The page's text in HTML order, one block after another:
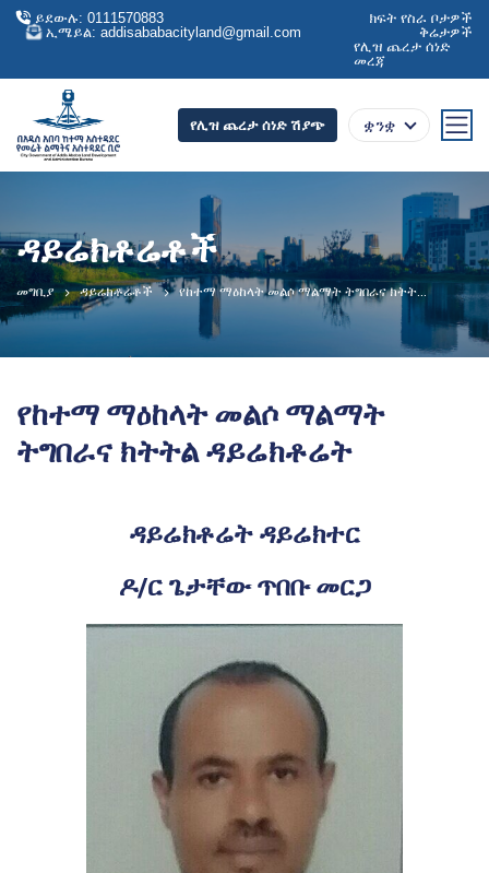
ይደውሉ: 0111570883
ኢሜይል: addisababacityland@gmail.com
ክፍት የስራ ቦታዎች
ቅሬታዎች
የሊዝ ጨረታ ሰነድ
መረጃ
የሊዝ ጨረታ ሰነድ ሽያጭ ቋንቋ
ዳይሬክቶሬቶች
መግቢያ ዳይሬክቶሬቶች የከተማ ማዕከላት መልሶ ማልማት ትግበራና ክትት...
የከተማ ማዕከላት መልሶ ማልማት
ትግበራና ክትትል ዳይሬክቶሬት
ዳይሬክቶሬት ዳይሬክተር
ዶ/ር ጌታቸው ጥበቡ መርጋ